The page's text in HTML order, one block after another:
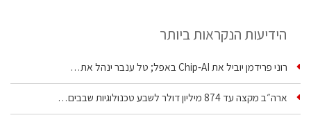
הידיעות הנקראות ביותר
רוני פרידמן יוביל את Chip‑AI באפל; טל ענבר ינהל את…
ארה״ב מקצה עד 874 מיליון דולר לשבע טכנולוגיות שבבים…